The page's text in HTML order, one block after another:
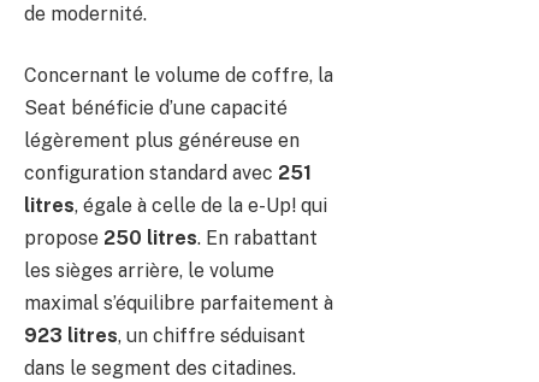
de modernité.
Concernant le volume de coffre, la
Seat bénéficie d’une capacité
légèrement plus généreuse en
configuration standard avec 251
litres, égale à celle de la e-Up! qui
propose 250 litres. En rabattant
les sièges arrière, le volume
maximal s’équilibre parfaitement à
923 litres, un chiffre séduisant
dans le segment des citadines.